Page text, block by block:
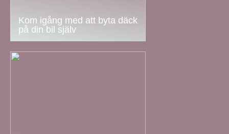
Kom igång med att byta däck
på din bil själv